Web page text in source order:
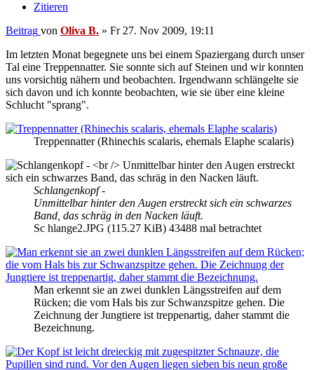
Zitieren
Beitrag von Oliva B. » Fr 27. Nov 2009, 19:11
Im letzten Monat begegnete uns bei einem Spaziergang durch unser
Tal eine Treppennatter. Sie sonnte sich auf Steinen und wir konnten
uns vorsichtig nähern und beobachten. Irgendwann schlängelte sie
sich davon und ich konnte beobachten, wie sie über eine kleine
Schlucht "sprang".
Treppennatter (Rhinechis scalaris, ehemals Elaphe scalaris)
Schlangenkopf -
Unmittelbar hinter den Augen erstreckt sich ein schwarzes
Band, das schräg in den Nacken läuft.
Sc hlange2.JPG (115.27 KiB) 43488 mal betrachtet
Man erkennt sie an zwei dunklen Längsstreifen auf dem
Rücken; die vom Hals bis zur Schwanzspitze gehen. Die
Zeichnung der Jungtiere ist treppenartig, daher stammt die
Bezeichnung.